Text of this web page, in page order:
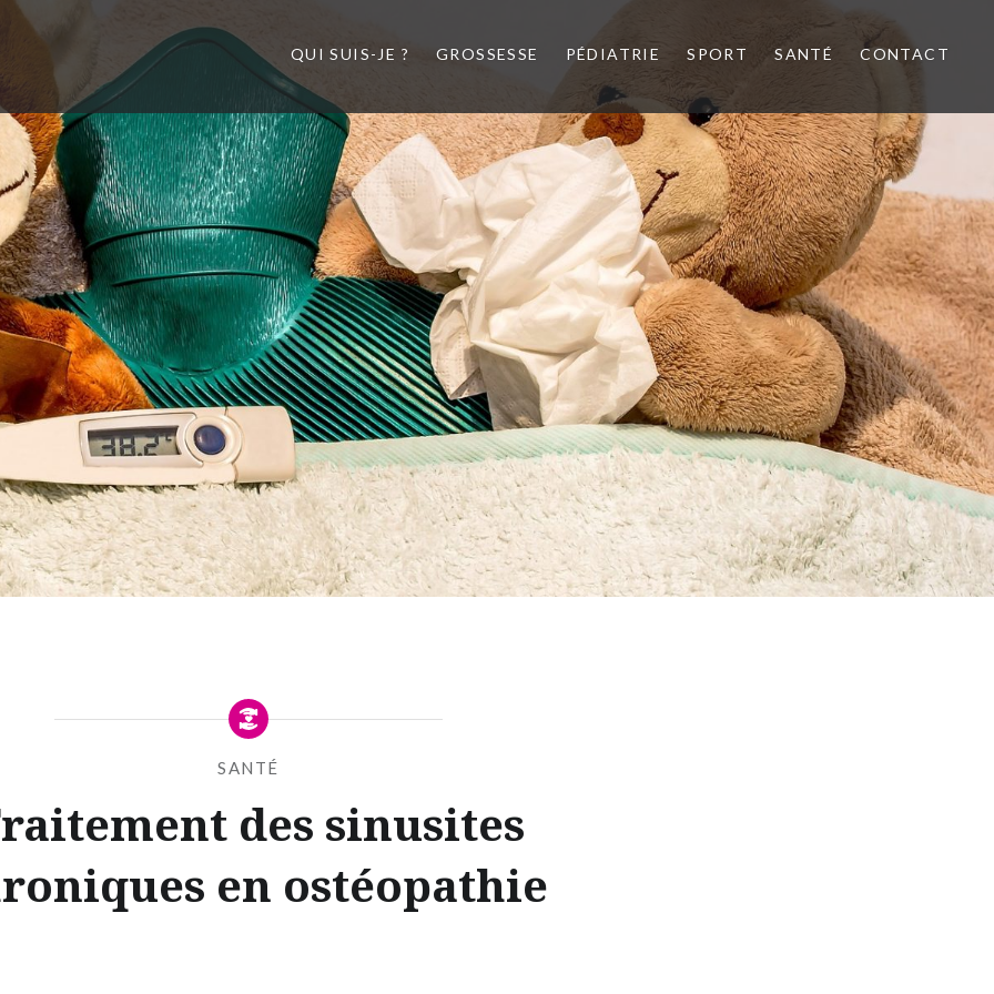
QUI SUIS-JE ? GROSSESSE PÉDIATRIE SPORT SANTÉ CONTACT
SANTÉ
des sinusites
en ostéopathie